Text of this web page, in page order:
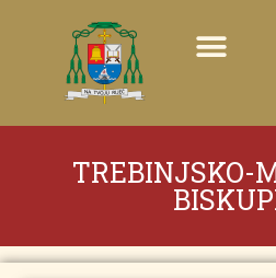
TREBINJSKO-